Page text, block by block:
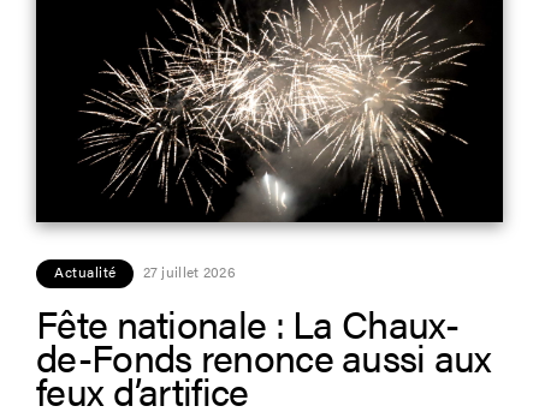
Actualité 27 juillet 2026
Fête nationale : La Chaux-
de-Fonds renonce aussi aux
feux d’artifice